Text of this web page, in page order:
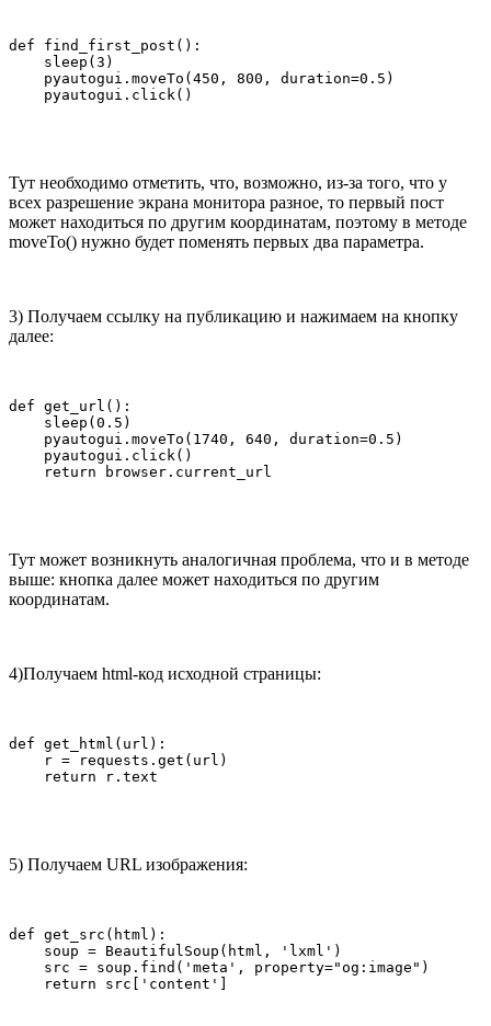
def find_first_post():
    sleep(3)
    pyautogui.moveTo(450, 800, duration=0.5)
    pyautogui.click()
Тут необходимо отметить, что, возможно, из-за того, что у
всех разрешение экрана монитора разное, то первый пост
может находиться по другим координатам, поэтому в методе
moveTo() нужно будет поменять первых два параметра.
3) Получаем ссылку на публикацию и нажимаем на кнопку
далее:
def get_url():
    sleep(0.5)
    pyautogui.moveTo(1740, 640, duration=0.5)
    pyautogui.click()
    return browser.current_url
Тут может возникнуть аналогичная проблема, что и в методе
выше: кнопка далее может находиться по другим
координатам.
4)Получаем html-код исходной страницы:
def get_html(url):
    r = requests.get(url)
    return r.text
5) Получаем URL изображения:
def get_src(html):
    soup = BeautifulSoup(html, 'lxml')
    src = soup.find('meta', property="og:image")
    return src['content']